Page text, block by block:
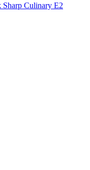
Sharp Culinary E2